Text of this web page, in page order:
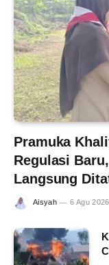
Pramuka
Regulasi
Langsung
Aisyah 6 Agu 2026